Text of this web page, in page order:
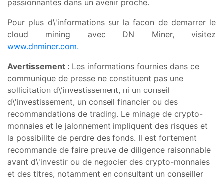
passionnantes dans un avenir proche.
Pour plus d\'informations sur la facon de demarrer le
cloud mining avec DN Miner, visitez
www.dnminer.com.
Avertissement : Les informations fournies dans ce
communique de presse ne constituent pas une
sollicitation d\'investissement, ni un conseil
d\'investissement, un conseil financier ou des
recommandations de trading. Le minage de crypto-
monnaies et le jalonnement impliquent des risques et
la possibilite de perdre des fonds. Il est fortement
recommande de faire preuve de diligence raisonnable
avant d\'investir ou de negocier des crypto-monnaies
et des titres, notamment en consultant un conseiller